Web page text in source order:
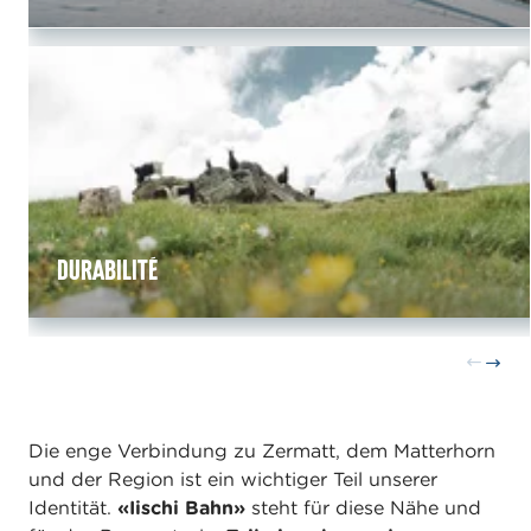
Durabilité
Die enge Verbindung zu Zermatt, dem Matterhorn
und der Region ist ein wichtiger Teil unserer
Identität. «Iischi Bahn» steht für diese Nähe und